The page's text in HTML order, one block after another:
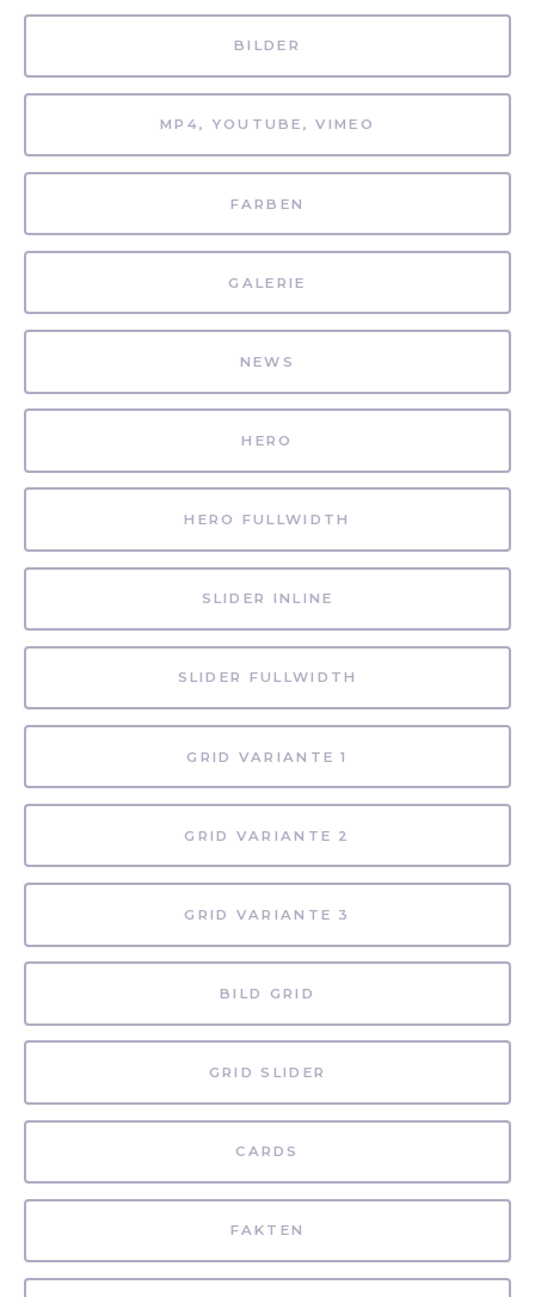
BILDER
MP4, YOUTUBE, VIMEO
FARBEN
GALERIE
NEWS
HERO
HERO FULLWIDTH
SLIDER INLINE
SLIDER FULLWIDTH
GRID VARIANTE 1
GRID VARIANTE 2
GRID VARIANTE 3
BILD GRID
GRID SLIDER
CARDS
FAKTEN